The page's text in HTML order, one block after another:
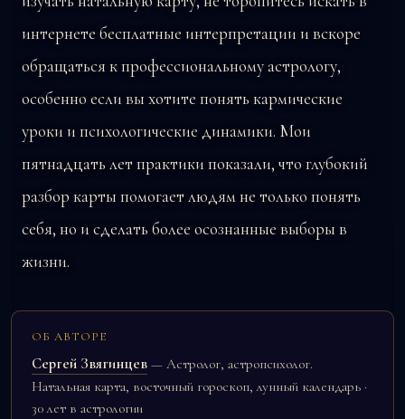
интернете бесплатные интерпретации и вскоре
обращаться к профессиональному астрологу,
особенно если вы хотите понять кармические
уроки и психологические динамики. Мои
пятнадцать лет практики показали, что глубокий
разбор карты помогает людям не только понять
себя, но и сделать более осознанные выборы в
жизни.
ОБ АВТОРЕ
Сергей Звягинцев — Астролог, астропсихолог.
Натальная карта, восточный гороскоп, лунный календарь ·
30 лет в астрологии